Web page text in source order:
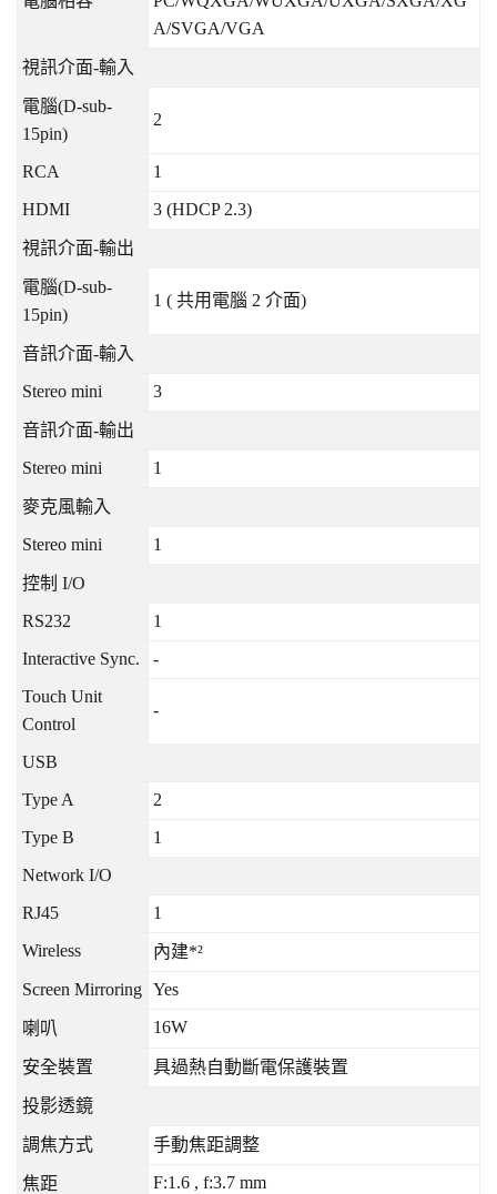
A/SVGA/VGA
視訊介面-輸入
電腦(D-sub-
15pin)
2
RCA
1
HDMI
3 (HDCP 2.3)
視訊介面-輸出
電腦(D-sub-
15pin)
1 ( 共用電腦 2 介面)
音訊介面-輸入
Stereo mini
3
音訊介面-輸出
Stereo mini
1
麥克風輸入
Stereo mini
1
控制 I/O
RS232
1
Interactive Sync.
-
Touch Unit
Control
-
USB
Type A
2
Type B
1
Network I/O
RJ45
1
Wireless
內建*²
Screen Mirroring Yes
喇叭 16W
安全裝置 具過熱自動斷電保護裝置
投影透鏡
調焦方式 手動焦距調整
焦距 F:1.6 , f:3.7 mm